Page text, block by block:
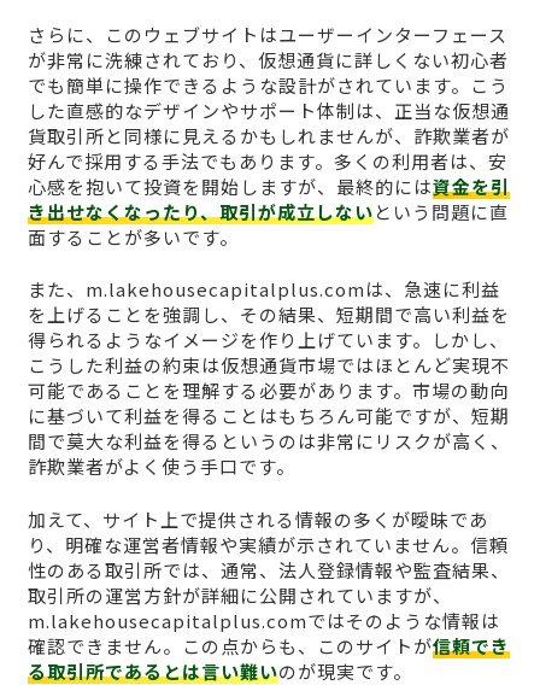
さらに、このウェブサイトはユーザーインターフェース
が非常に洗練されており、仮想通貨に詳しくない初心者
でも簡単に操作できるような設計がされています。こう
した直感的なデザインやサポート体制は、正当な仮想通
貨取引所と同様に見えるかもしれませんが、詐欺業者が
好んで採用する手法でもあります。多くの利用者は、安
心感を抱いて投資を開始しますが、最終的には資金を引
き出せなくなったり、取引が成立しないという問題に直
面することが多いです。
また、m.lakehousecapitalplus.comは、急速に利益
を上げることを強調し、その結果、短期間で高い利益を
得られるようなイメージを作り上げています。しかし、
こうした利益の約束は仮想通貨市場ではほとんど実現不
可能であることを理解する必要があります。市場の動向
に基づいて利益を得ることはもちろん可能ですが、短期
間で莫大な利益を得るというのは非常にリスクが高く、
詐欺業者がよく使う手口です。
加えて、サイト上で提供される情報の多くが曖昧であ
り、明確な運営者情報や実績が示されていません。信頼
性のある取引所では、通常、法人登録情報や監査結果、
取引所の運営方針が詳細に公開されていますが、
m.lakehousecapitalplus.comではそのような情報は
確認できません。この点からも、このサイトが信頼でき
る取引所であるとは言い難いのが現実です。